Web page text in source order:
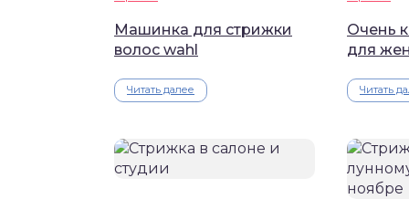
Машинка для стрижки
волос wahl
Читать далее
Очень
для
Читать